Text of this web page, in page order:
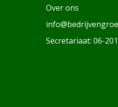
Over ons
Secretariaat: 06-